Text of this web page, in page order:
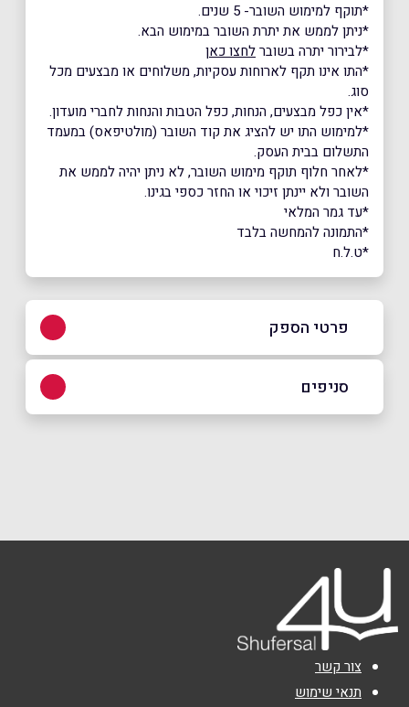
*תוקף למימוש השובר- 5 שנים.
*ניתן לממש את יתרת השובר במימוש הבא.
*לבירור יתרה בשוברלחצו כאן
*התו אינו תקף לארוחות עסקיות, משלוחים או מבצעים מכל
סוג.
*אין כפל מבצעים, הנחות, כפל הטבות והנחות לחברי מועדון.
*למימוש התו יש להציג את קוד השובר (מולטיפאס) במעמד
התשלום בבית העסק.
*לאחר חלוף תוקף מימוש השובר, לא ניתן יהיה לממש את
השובר ולא יינתן זיכוי או החזר כספי בגינו.
*עד גמר המלאי
*התמונה להמחשה בלבד
*ט.ל.ח
פרטי הספק
באתר באינסטגרם
טלפון
אימייל*
נושא*
סניפים
צור קשר
תנאי שימוש